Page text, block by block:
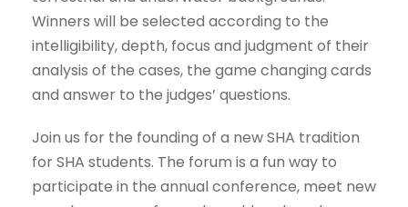
Winners will be selected according to the
intelligibility, depth, focus and judgment of their
analysis of the cases, the game changing cards
and answer to the judges’ questions.
Join us for the founding of a new SHA tradition
for SHA students. The forum is a fun way to
participate in the annual conference, meet new